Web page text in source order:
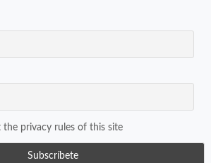
privacy rules of this site